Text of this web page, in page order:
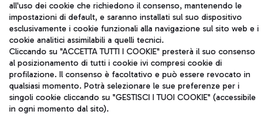
Pizza
Autobus
Scopri le linee di autobus per raggiungere l'aeroporto
Leonardo Da Vinci.
Ristoranti
Aeroporti di Roma S.p.A. - Società soggetta a direzione e
coordinamento di Mundys S.p.A.
Codice fiscale e Registro delle Imprese di Roma 13032990155 P.
IVA 06572251004
Capitale sociale 62.224.743,00 int. vers.
Sede legale: Via Pier Paolo Racchetti 1 - 00054 Fiumicino (RM)
telefono +39 06 65951
all'uso dei cookie che richiedono il consenso, mantenendo le
impostazioni di default, e saranno installati sul suo dispositivo
esclusivamente i cookie funzionali alla navigazione sul sito web e i
cookie analitici assimilabili a quelli tecnici.
Cliccando su "ACCETTA TUTTI I COOKIE" presterà il suo consenso
al posizionamento di tutti i cookie ivi compresi cookie di
profilazione. Il consenso è facoltativo e può essere revocato in
qualsiasi momento. Potrà selezionare le sue preferenze per i
singoli cookie cliccando su "GESTISCI I TUOI COOKIE" (accessibile
in ogni momento dal sito).